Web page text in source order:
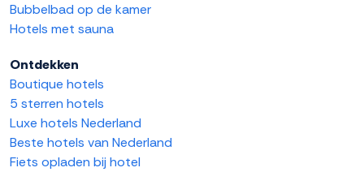
Bubbelbad op de kamer
Hotels met sauna
Ontdekken
Boutique hotels
5 sterren hotels
Luxe hotels Nederland
Beste hotels van Nederland
Fiets opladen bij hotel